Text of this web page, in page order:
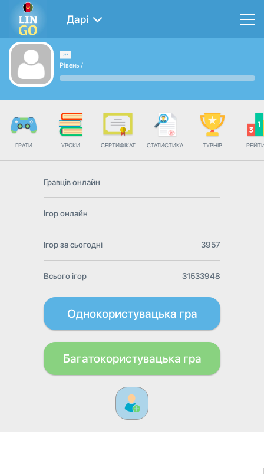
Дарі
Рівень /
ГРАТИ УРОКИ СЕРТИФІКАТ СТАТИСТИКА ТУРНІР
Гравців онлайн
Ігор онлайн
Ігор за сьогодні 3957
Всього ігор 31533948
Однокористувацька гра
Багатокористувацька гра